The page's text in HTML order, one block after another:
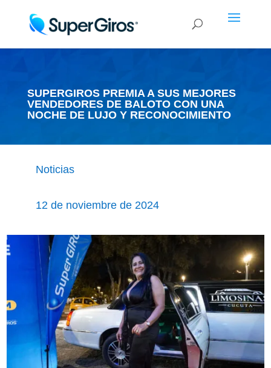
SUPERGIROS PREMIA A SUS MEJORES
VENDEDORES DE BALOTO CON UNA
NOCHE DE LUJO Y RECONOCIMIENTO
Noticias
12 de noviembre de 2024